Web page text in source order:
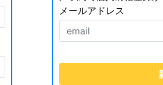
メールアドレス